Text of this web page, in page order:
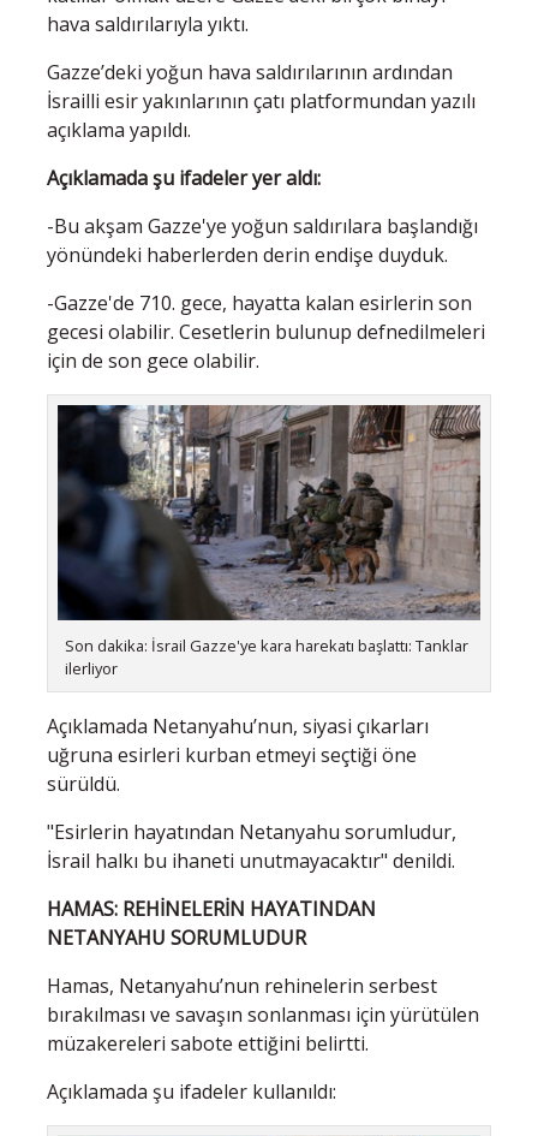
hava saldırılarıyla yıktı.
Gazze’deki yoğun hava saldırılarının ardından
İsrailli esir yakınlarının çatı platformundan yazılı
açıklama yapıldı.
Açıklamada şu ifadeler yer aldı:
-Bu akşam Gazze'ye yoğun saldırılara başlandığı
yönündeki haberlerden derin endişe duyduk.
-Gazze'de 710. gece, hayatta kalan esirlerin son
gecesi olabilir. Cesetlerin bulunup defnedilmeleri
için de son gece olabilir.
Son dakika: İsrail Gazze'ye kara harekatı başlattı: Tanklar
ilerliyor
Açıklamada Netanyahu’nun, siyasi çıkarları
uğruna esirleri kurban etmeyi seçtiği öne
sürüldü.
"Esirlerin hayatından Netanyahu sorumludur,
İsrail halkı bu ihaneti unutmayacaktır" denildi.
HAMAS: REHİNELERİN HAYATINDAN
NETANYAHU SORUMLUDUR
Hamas, Netanyahu’nun rehinelerin serbest
bırakılması ve savaşın sonlanması için yürütülen
müzakereleri sabote ettiğini belirtti.
Açıklamada şu ifadeler kullanıldı: